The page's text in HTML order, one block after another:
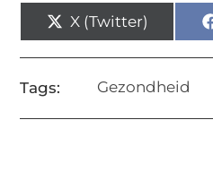
X (Twitter)
Tags: Gezondheid